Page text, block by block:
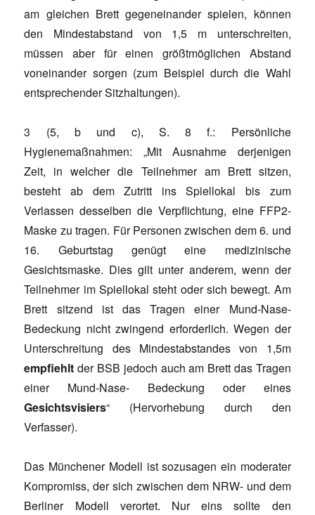
am gleichen Brett gegeneinander spielen, können
den Mindestabstand von 1,5 m unterschreiten,
müssen aber für einen größtmöglichen Abstand
voneinander sorgen (zum Beispiel durch die Wahl
entsprechender Sitzhaltungen).
3 (5, b und c), S. 8 f.: Persönliche
Hygienemaßnahmen: „Mit Ausnahme derjenigen
Zeit, in welcher die Teilnehmer am Brett sitzen,
besteht ab dem Zutritt ins Spiellokal bis zum
Verlassen desselben die Verpflichtung, eine FFP2-
Maske zu tragen. Für Personen zwischen dem 6. und
16. Geburtstag genügt eine medizinische
Gesichtsmaske. Dies gilt unter anderem, wenn der
Teilnehmer im Spiellokal steht oder sich bewegt. Am
Brett sitzend ist das Tragen einer Mund-Nase-
Bedeckung nicht zwingend erforderlich. Wegen der
Unterschreitung des Mindestabstandes von 1,5m
empfiehlt der BSB jedoch auch am Brett das Tragen
einer Mund-Nase- Bedeckung oder eines
Gesichtsvisiers“ (Hervorhebung durch den
Verfasser).
Das Münchener Modell ist sozusagen ein moderater
Kompromiss, der sich zwischen dem NRW- und dem
Berliner Modell verortet. Nur eins sollte den